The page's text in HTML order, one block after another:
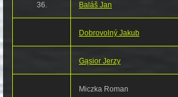
36. Baláš Jan
Dobrovolný Jakub
Gąsior Jerzy
Miczka Roman